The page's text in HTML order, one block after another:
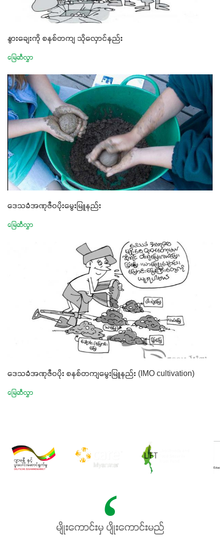
နွားချေးကို စနစ်တကျ သိုလှောင်နည်း
မြေဆီလွှာ
ဒေသခံအဏုဇီဝပိုးမွေးမြူနည်း
မြေဆီလွှာ
ဒေသခံအဏုဇီဝပိုး စနစ်တကျမွေးမြူနည်း (IMO cultivation)
မြေဆီလွှာ
မျိုးကောင်းမှ ပျိုးကောင်းမည်